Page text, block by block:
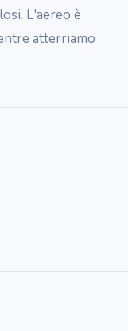
L'aereo è
atterriamo